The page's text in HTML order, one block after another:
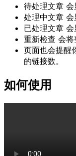
待处理文章 会
处理中文章 会
已处理文章 会
重新检查 会将
页面也会提醒
的链接数。
如何使用